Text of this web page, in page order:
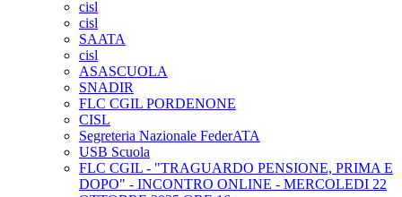
cisl
cisl
SAATA
cisl
ASASCUOLA
SNADIR
FLC CGIL PORDENONE
CISL
Segreteria Nazionale FederATA
USB Scuola
FLC CGIL - "TRAGUARDO PENSIONE, PRIMA E
DOPO" - INCONTRO ONLINE - MERCOLEDI 22